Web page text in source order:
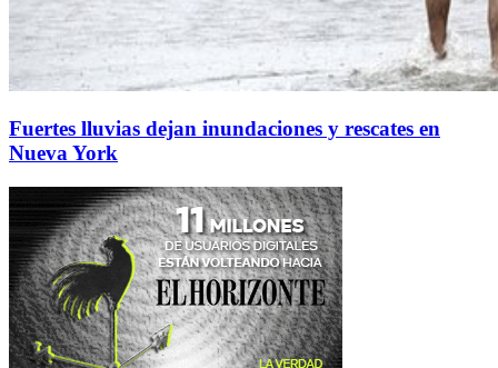
Fuertes lluvias dejan inundaciones y rescates en
Nueva York